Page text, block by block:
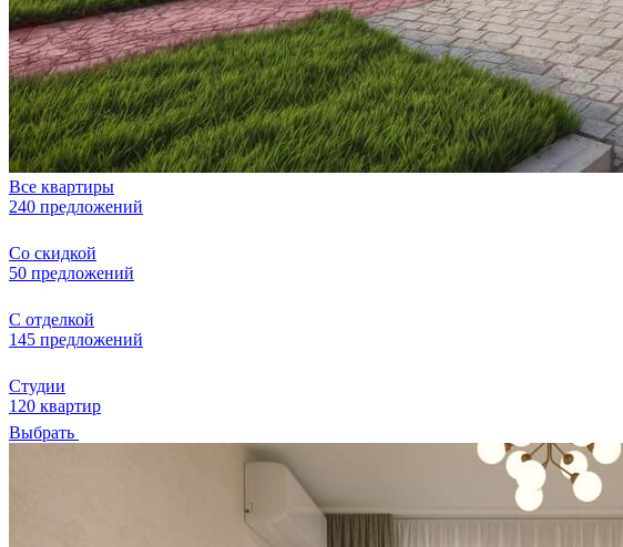
Все квартиры
240 предложений
Со скидкой
50 предложений
С отделкой
145 предложений
Студии
120 квартир
Выбрать